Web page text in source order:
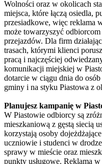
Wolności oraz w okolicach
miejsca, które łączą osiedla,
przesiadkowe, więc reklama
może towarzyszyć
przejazdów. Dla firm
trasach, którymi klienci
pracą i najczęściej
komunikacji miejskiej w
dotarcie w ciągu dnia do
gminy i na styku Piastowa z
Planujesz kampanię w
W Piastowie odbiorcy są
mieszkaniową z gęstą siecią
korzystają osoby
uczniowie i studenci w
sprawy w mieście oraz
punkty usługowe. Reklama